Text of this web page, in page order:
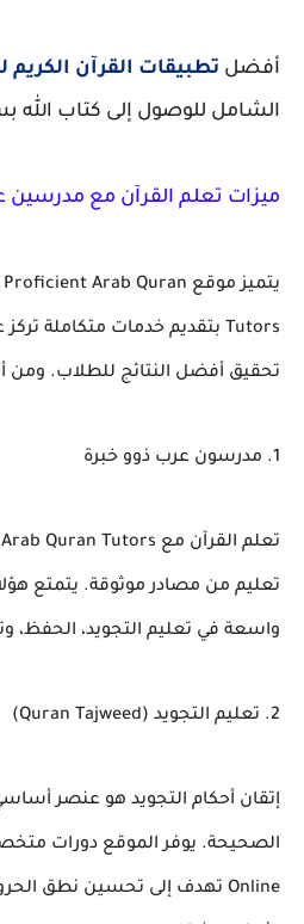
أفضل تطبيقات القرآن الكريم
الشامل للوصول إلى كتاب الله
ميزات تعلم القرآن مع مدرسين
يتميز موقع Arab Quran
Tutors بتقديم خدمات متكاملة
تحقيق أفضل النتائج للطلاب. ومن
1. مدرسون عرب ذوو خبرة
تعلم القرآن مع Arab Quran Tutors
تعليم من مصادر موثوقة. يتمتع
واسعة في تعليم التجويد، الحفظ،
2. تعليم التجويد (Quran Tajweed)
إتقان أحكام التجويد هو عنصر
الصحيحة. يوفر الموقع دورات
Online تهدف إلى تحسين نطق